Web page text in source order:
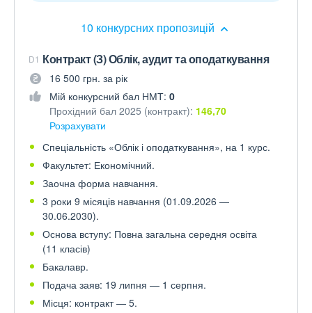
10 конкурсних пропозицій
D1 Контракт (З) Облік, аудит та оподаткування
16 500 грн. за рік
Мій конкурсний бал НМТ: 0
Прохідний бал 2025 (контракт): 146,70
Розрахувати
Спеціальність «Облік і оподаткування», на 1 курс.
Факультет: Економічний.
Заочна форма навчання.
3 роки 9 місяців навчання (01.09.2026 —
30.06.2030).
Основа вступу: Повна загальна середня освіта
(11 класів)
Бакалавр.
Подача заяв: 19 липня — 1 серпня.
Місця: контракт — 5.